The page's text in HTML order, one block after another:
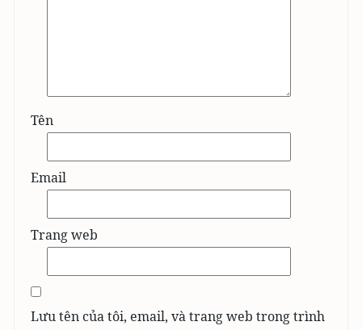
Tên
Email
Trang web
Lưu tên của tôi, email, và trang web trong trình